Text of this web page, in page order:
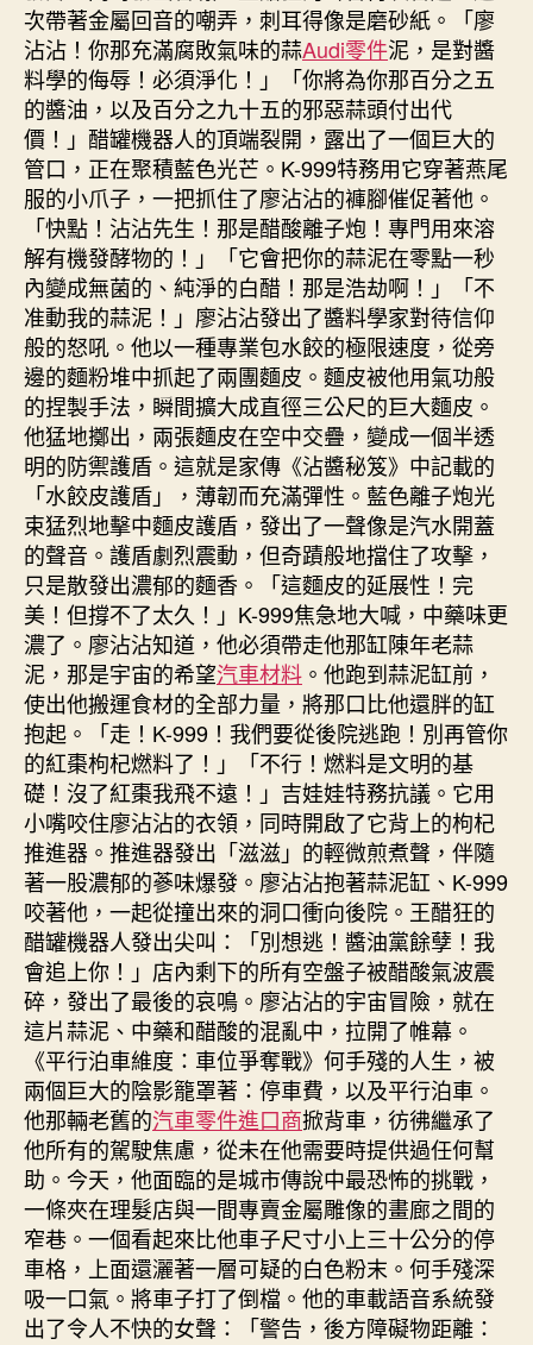
次帶著金屬回音的嘲弄，刺耳得像是磨砂紙。「廖
沾沾！你那充滿腐敗氣味的蒜Audi零件泥，是對醬
料學的侮辱！必須淨化！」「你將為你那百分之五
的醬油，以及百分之九十五的邪惡蒜頭付出代
價！」醋罐機器人的頂端裂開，露出了一個巨大的
管口，正在聚積藍色光芒。K-999特務用它穿著燕尾
服的小爪子，一把抓住了廖沾沾的褲腳催促著他。
「快點！沾沾先生！那是醋酸離子炮！專門用來溶
解有機發酵物的！」「它會把你的蒜泥在零點一秒
內變成無菌的、純淨的白醋！那是浩劫啊！」「不
准動我的蒜泥！」廖沾沾發出了醬料學家對待信仰
般的怒吼。他以一種專業包水餃的極限速度，從旁
邊的麵粉堆中抓起了兩團麵皮。麵皮被他用氣功般
的捏製手法，瞬間擴大成直徑三公尺的巨大麵皮。
他猛地擲出，兩張麵皮在空中交疊，變成一個半透
明的防禦護盾。這就是家傳《沾醬秘笈》中記載的
「水餃皮護盾」，薄韌而充滿彈性。藍色離子炮光
束猛烈地擊中麵皮護盾，發出了一聲像是汽水開蓋
的聲音。護盾劇烈震動，但奇蹟般地擋住了攻擊，
只是散發出濃郁的麵香。「這麵皮的延展性！完
美！但撐不了太久！」K-999焦急地大喊，中藥味更
濃了。廖沾沾知道，他必須帶走他那缸陳年老蒜
泥，那是宇宙的希望汽車材料 。他跑到蒜泥缸前，
使出他搬運食材的全部力量，將那口比他還胖的缸
抱起。「走！K-999！我們要從後院逃跑！別再管你
的紅棗枸杞燃料了！」「不行！燃料是文明的基
礎！沒了紅棗我飛不遠！」吉娃娃特務抗議。它用
小嘴咬住廖沾沾的衣領，同時開啟了它背上的枸杞
推進器。推進器發出「滋滋」的輕微煎煮聲，伴隨
著一股濃郁的蔘味爆發。廖沾沾抱著蒜泥缸、K-999
咬著他，一起從撞出來的洞口衝向後院。王醋狂的
醋罐機器人發出尖叫：「別想逃！醬油黨餘孽！我
會追上你！」店內剩下的所有空盤子被醋酸氣波震
碎，發出了最後的哀鳴。廖沾沾的宇宙冒險，就在
這片蒜泥、中藥和醋酸的混亂中，拉開了帷幕。
《平行泊車維度：車位爭奪戰》何手殘的人生，被
兩個巨大的陰影籠罩著：停車費，以及平行泊車。
他那輛老舊的汽車零件進口商掀背車，彷彿繼承了
他所有的駕駛焦慮，從未在他需要時提供過任何幫
助。今天，他面臨的是城市傳說中最恐怖的挑戰，
一條夾在理髮店與一間專賣金屬雕像的畫廊之間的
窄巷。一個看起來比他車子尺寸小上三十公分的停
車格，上面還灑著一層可疑的白色粉末。何手殘深
吸一口氣。將車子打了倒檔。他的車載語音系統發
出了令人不快的女聲：「警告，後方障礙物距離：